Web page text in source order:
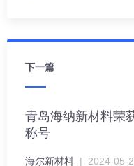
下一篇
青岛海纳新材料荣
称号
海尔新材料 | 2024-05-